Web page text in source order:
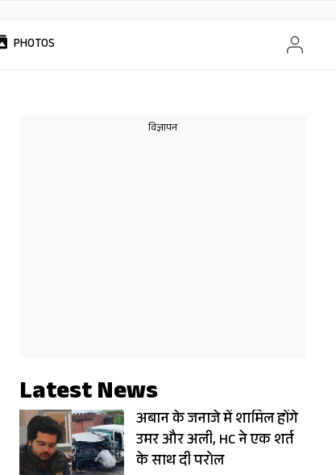
PHOTOS
Latest News
अबान के जनाजे में शामिल होंगे
उमर और अली, HC ने एक शर्त
के साथ दी परोल